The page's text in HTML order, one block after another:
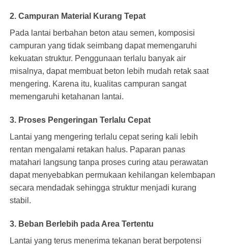
2. Campuran Material Kurang Tepat
Pada lantai berbahan beton atau semen, komposisi
campuran yang tidak seimbang dapat memengaruhi
kekuatan struktur. Penggunaan terlalu banyak air
misalnya, dapat membuat beton lebih mudah retak saat
mengering. Karena itu, kualitas campuran sangat
memengaruhi ketahanan lantai.
3. Proses Pengeringan Terlalu Cepat
Lantai yang mengering terlalu cepat sering kali lebih
rentan mengalami retakan halus. Paparan panas
matahari langsung tanpa proses curing atau perawatan
dapat menyebabkan permukaan kehilangan kelembapan
secara mendadak sehingga struktur menjadi kurang
stabil.
3. Beban Berlebih pada Area Tertentu
Lantai yang terus menerima tekanan berat berpotensi